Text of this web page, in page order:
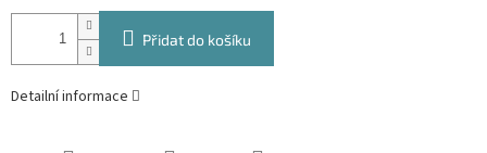
Přidat do košíku
Detailní informace